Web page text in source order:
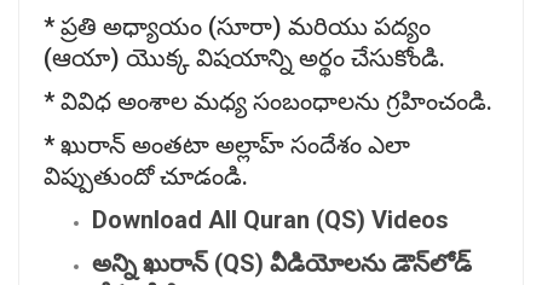
* ప్రతి అధ్యాయం (సూరా) మరియు పద్యం
(ఆయా) యొక్క విషయాన్ని అర్థం చేసుకోండి.
* వివిధ అంశాల మధ్య సంబంధాలను గ్రహించండి.
* ఖురాన్ అంతటా అల్లాహ్ సందేశం ఎలా
విప్పుతుందో చూడండి.
Download All Quran (QS) Videos
అన్నిఖురాన్ (QS) వీడియోలను డౌన్‌లోడ్